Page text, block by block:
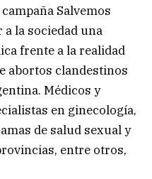
Salvemos
la sociedad una
frente a la realidad
abortos clandestinos
Médicos y
en ginecología,
de salud sexual y
entre otros,